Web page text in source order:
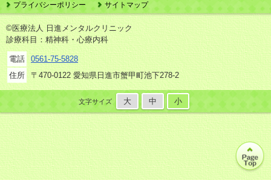
プライバシーポリシー サイトマップ
©医療法人 日進メンタルクリニック
診療科目：精神科・心療内科
電話
0561-75-5828
住所
〒470-0122 愛知県日進市蟹甲町池下278-2
文字サイズ 大 中 小